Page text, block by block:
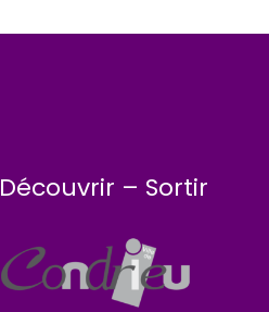
Découvrir – Sortir